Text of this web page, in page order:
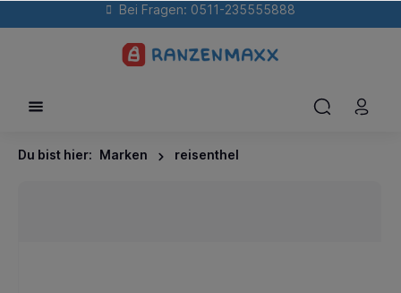
Bei Fragen: 0511-235555888
Du bist hier: Marken reisenthel